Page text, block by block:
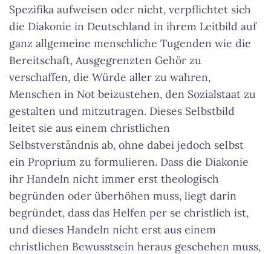
Spezifika aufweisen oder nicht, verpflichtet sich
die Diakonie in Deutschland in ihrem Leitbild auf
ganz allgemeine menschliche Tugenden wie die
Bereitschaft, Ausgegrenzten Gehör zu
verschaffen, die Würde aller zu wahren,
Menschen in Not beizustehen, den Sozialstaat zu
gestalten und mitzutragen. Dieses Selbstbild
leitet sie aus einem christlichen
Selbstverständnis ab, ohne dabei jedoch selbst
ein Proprium zu formulieren. Dass die Diakonie
ihr Handeln nicht immer erst theologisch
begründen oder überhöhen muss, liegt darin
begründet, dass das Helfen per se christlich ist,
und dieses Handeln nicht erst aus einem
christlichen Bewusstsein heraus geschehen muss,